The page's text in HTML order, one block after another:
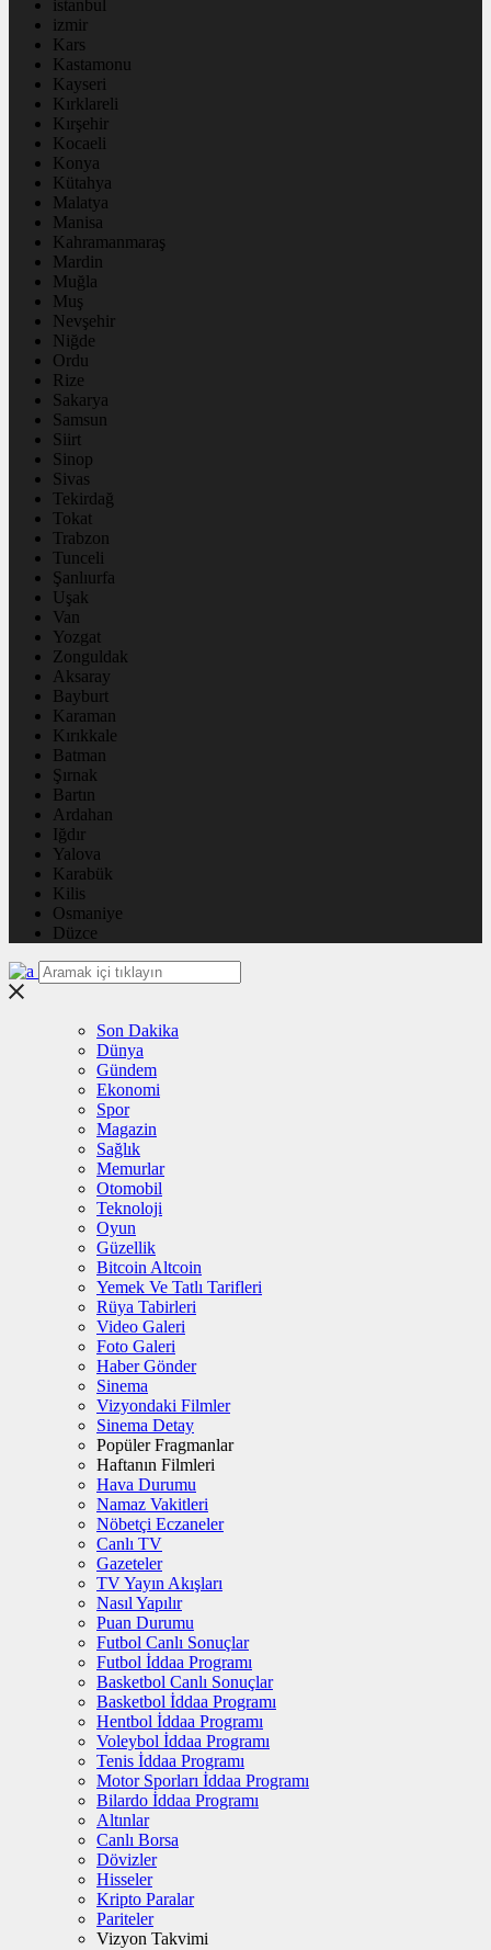
istanbul
izmir
Kars
Kastamonu
Kayseri
Kırklareli
Kırşehir
Kocaeli
Konya
Kütahya
Malatya
Manisa
Kahramanmaraş
Mardin
Muğla
Muş
Nevşehir
Niğde
Ordu
Rize
Sakarya
Samsun
Siirt
Sinop
Sivas
Tekirdağ
Tokat
Trabzon
Tunceli
Şanlıurfa
Uşak
Van
Yozgat
Zonguldak
Aksaray
Bayburt
Karaman
Kırıkkale
Batman
Şırnak
Bartın
Ardahan
Iğdır
Yalova
Karabük
Kilis
Osmaniye
Düzce
Son Dakika
Dünya
Gündem
Ekonomi
Spor
Magazin
Sağlık
Memurlar
Otomobil
Teknoloji
Oyun
Güzellik
Bitcoin Altcoin
Yemek Ve Tatlı Tarifleri
Rüya Tabirleri
Video Galeri
Foto Galeri
Haber Gönder
Sinema
Vizyondaki Filmler
Sinema Detay
Popüler Fragmanlar
Haftanın Filmleri
Hava Durumu
Namaz Vakitleri
Nöbetçi Eczaneler
Canlı TV
Gazeteler
TV Yayın Akışları
Nasıl Yapılır
Puan Durumu
Futbol Canlı Sonuçlar
Futbol İddaa Programı
Basketbol Canlı Sonuçlar
Basketbol İddaa Programı
Hentbol İddaa Programı
Voleybol İddaa Programı
Tenis İddaa Programı
Motor Sporları İddaa Programı
Bilardo İddaa Programı
Altınlar
Canlı Borsa
Dövizler
Hisseler
Kripto Paralar
Pariteler
Vizyon Takvimi